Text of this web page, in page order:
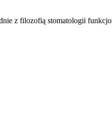
z filozofią stomatologii